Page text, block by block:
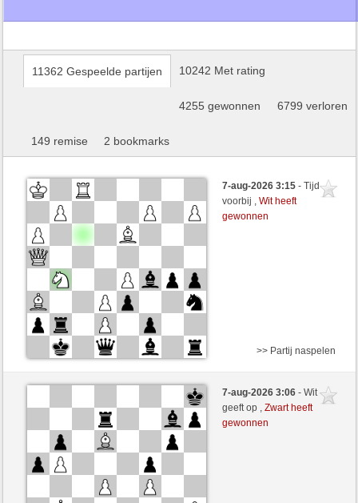
11362 Gespeelde partijen 10242 Met rating
4255 gewonnen 6799 verloren
149 remise 2 bookmarks
7-aug-2026 3:15- Tijd
voorbij ,Wit heeft
gewonnen
Wit
Haiku_1967 (1471) (+9)
Speelduur: 4 minutes/side + 1 seconds/move
Partij telt mee voor de ranglijst
>> Partij naspelen
7-aug-2026 3:06- Wit
geeft op ,Zwart heeft
gewonnen